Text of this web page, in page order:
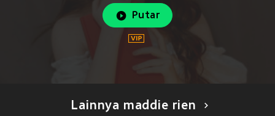
Putar
Lainnya maddie rien